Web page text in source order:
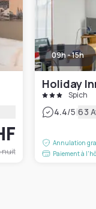
nuit
09h - 15h
Holiday
Spich
4.4/5|63
Annulation
Paiement à